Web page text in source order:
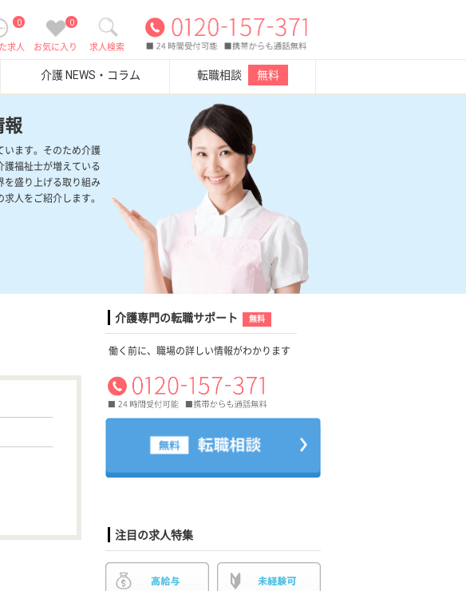
求人検索
0
お気に入り
0
求人
介護 NEWS・コラム 転職相談 無料
報
います。そのため介護
護福祉士が増えている
を盛り上げる取り組み
人をご紹介します。
介護専門の転職サポート 無料
働く前に、職場の詳しい情報がわかります
注目の求人特集